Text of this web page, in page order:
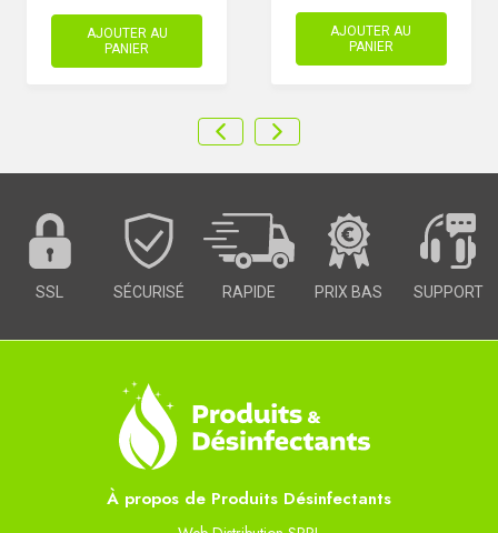
AJOUTER AU
PANIER
AJOUTER AU
PANIER
SSL SÉCURISÉ RAPIDE PRIX BAS SUPPORT
À propos de Produits Désinfectants